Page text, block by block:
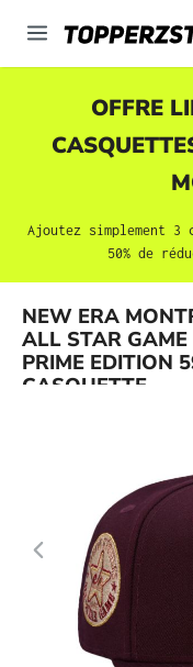
principal
OFFRE
Ajoutez simplement 3
50% de
NEW ERA
ALL STAR
PRIME EDITION
CASQUETTE
Ignorer la galerie